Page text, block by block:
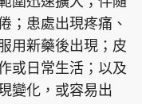
；患處出現疼痛、
用新藥後出現；皮
或日常生活；以及
變化，或容易出